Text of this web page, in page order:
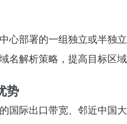
心部署的一组独立或半独
名解析策略，提高目标区
势
国际出口带宽、邻近中国